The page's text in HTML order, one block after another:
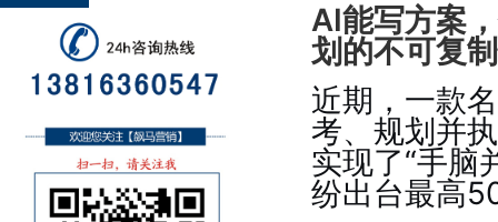
AI能写方案
划的不可复
近期，一款
考、规划并
实现了“手脑
纷出台最高